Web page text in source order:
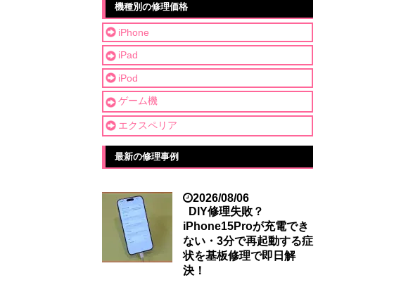
機種別の修理価格
iPhone
iPad
iPod
ゲーム機
エクスペリア
最新の修理事例
2026/08/06
DIY修理失敗？
iPhone15Proが充電でき
ない・3分で再起動する症
状を基板修理で即日解
決！